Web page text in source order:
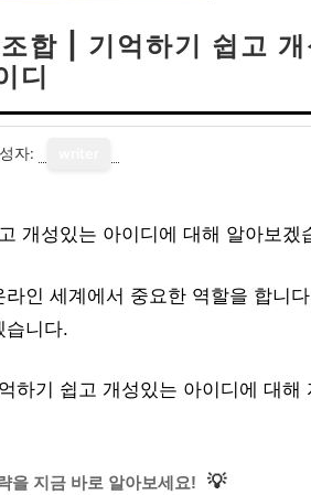
합 | 기억하기 쉽고
디
자:
개성있는 아이디에 대해 알아보겠
인 세계에서 중요한 역할을 합니
습니다.
하기 쉽고 개성있는 아이디에 대해
을 지금 바로 알아보세요! 💡